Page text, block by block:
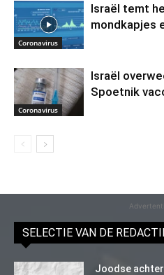
Coronavirus
Israël temt
mondkapjes
Coronavirus
Israël
Spoetnik
SELECTIE VAN DE
Joodse